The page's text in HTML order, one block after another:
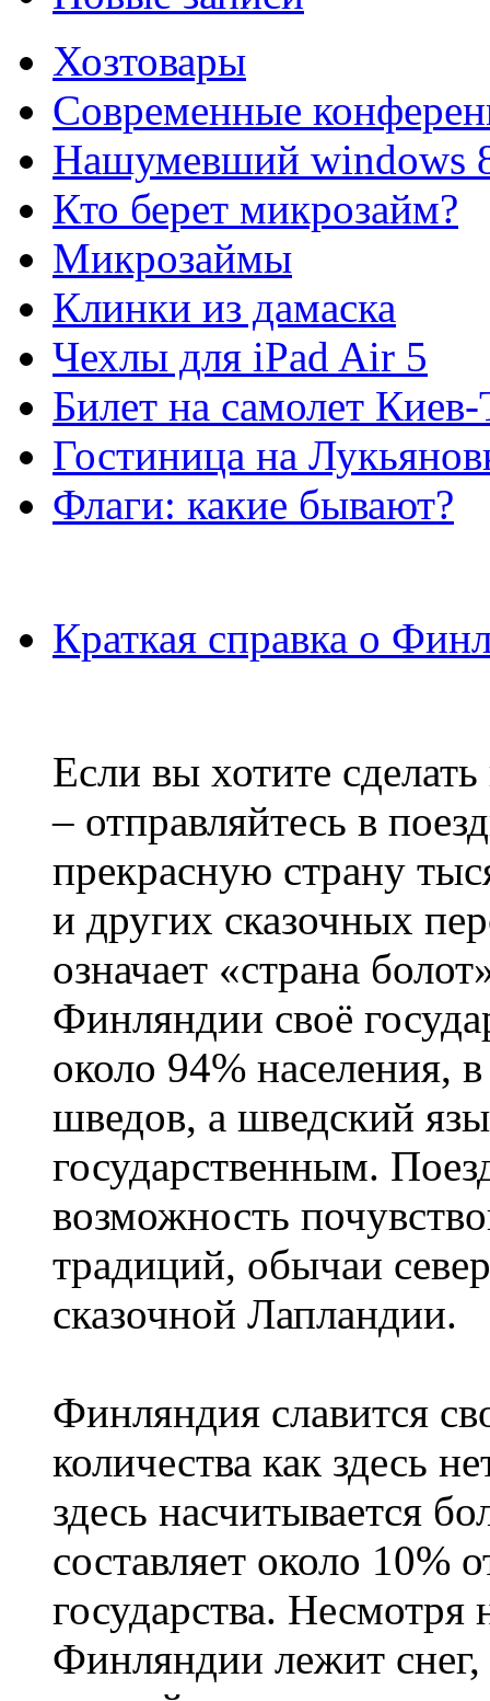
Хозтовары
Современные
Нашумевший windows
Кто берет микрозайм?
Микрозаймы
Клинки из дамаска
Чехлы для iPad Air 5
Билет на самолет
Гостиница на
Флаги: какие бывают?
Краткая справка о
Если вы хотите
– отправляйтесь в
прекрасную страну
и других сказочных
означает «страна
Финляндии своё
около 94% населения,
шведов, а шведский
государственным.
возможность
традиций, обычаи
сказочной Лапландии.
Финляндия славится
количества как здесь
здесь насчитывается
составляет около 10%
государства. Несмотря
Финляндии лежит